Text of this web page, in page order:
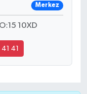
Merkez
10XD
41